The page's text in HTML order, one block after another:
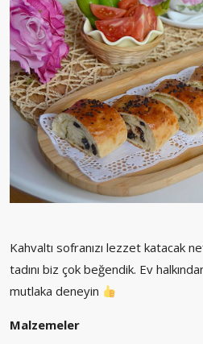
Kahvaltı sofranızı lezzet katacak
tadını biz çok beğendik. Ev
mutlaka deneyin
Malzemeler